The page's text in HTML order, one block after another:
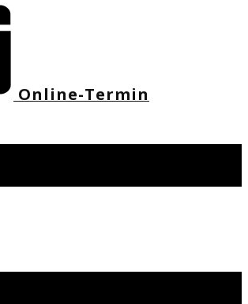
Online-Termin